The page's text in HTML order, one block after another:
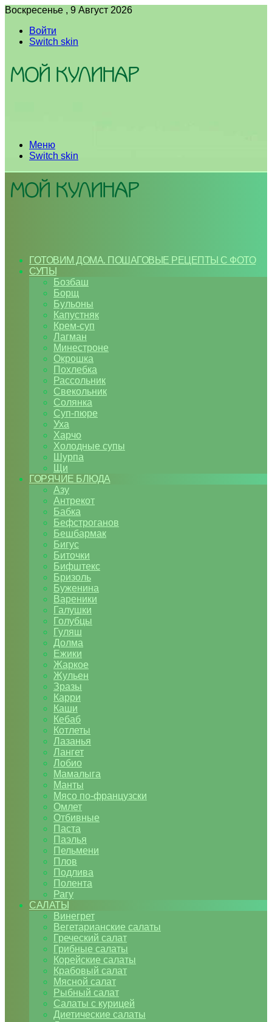
Воскресенье , 9 Август 2026
Войти
Switch skin
Меню
Switch skin
ГОТОВИМ ДОМА. ПОШАГОВЫЕ РЕЦЕПТЫ С ФОТО
СУПЫ
Бозбаш
Борщ
Бульоны
Капустняк
Крем-суп
Лагман
Минестроне
Окрошка
Похлебка
Рассольник
Свекольник
Солянка
Суп-пюре
Уха
Харчо
Холодные супы
Шурпа
Щи
ГОРЯЧИЕ БЛЮДА
Азу
Антрекот
Бабка
Бефстроганов
Бешбармак
Бигус
Биточки
Бифштекс
Бризоль
Буженина
Вареники
Галушки
Голубцы
Гуляш
Долма
Ежики
Жаркое
Жульен
Зразы
Карри
Каши
Кебаб
Котлеты
Лазанья
Лангет
Лобио
Мамалыга
Манты
Мясо по-французски
Омлет
Отбивные
Паста
Паэлья
Пельмени
Плов
Подлива
Полента
Рагу
САЛАТЫ
Винегрет
Вегетарианские салаты
Греческий салат
Грибные салаты
Корейские салаты
Крабовый салат
Мясной салат
Рыбный салат
Салаты с курицей
Диетические салаты